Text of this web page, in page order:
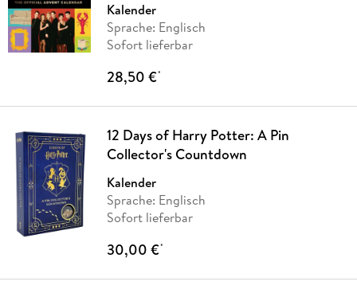
Kalender
Sprache: Englisch
Sofort lieferbar
28,50 €*
12 Days of Harry Potter: A Pin
Collector's Countdown
Kalender
Sprache: Englisch
Sofort lieferbar
30,00 €*